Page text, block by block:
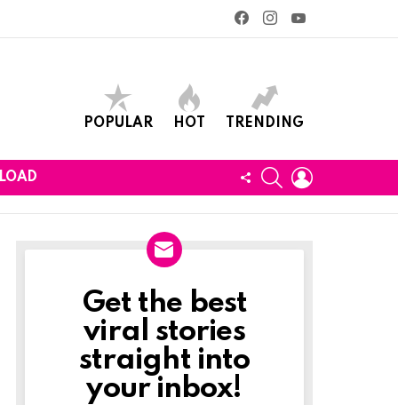
facebookinstagram
POPULAR HOT TRENDING
FOLLOWSEARCH
Newslett
Get the best
viral stories
straight into
your inbox!